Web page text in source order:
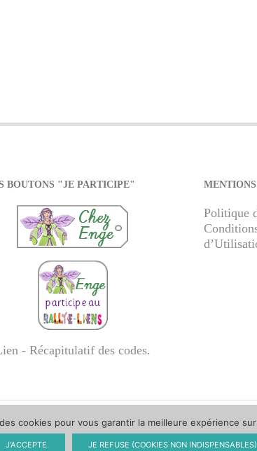
BOUTONS "JE PARTICIPE"
- Récapitulatif des codes.
Politique
cookies pour vous garantir la meilleure expérience
J'ACCEPTE. JE REFUSE (COOKIES NON